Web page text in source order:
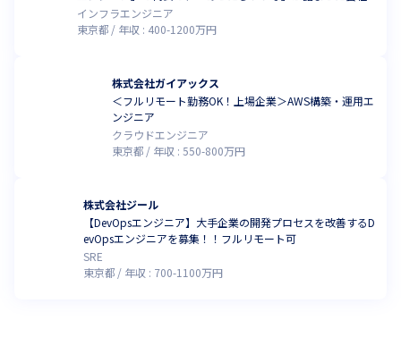
インフラエンジニア
東京都
年収 : 400-1200万円
株式会社ガイアックス
＜フルリモート勤務OK！上場企業＞AWS構築・運用エ
ンジニア
クラウドエンジニア
東京都
年収 : 550-800万円
株式会社ジール
【DevOpsエンジニア】大手企業の開発プロセスを改善するD
evOpsエンジニアを募集！！フルリモート可
SRE
東京都
年収 : 700-1100万円